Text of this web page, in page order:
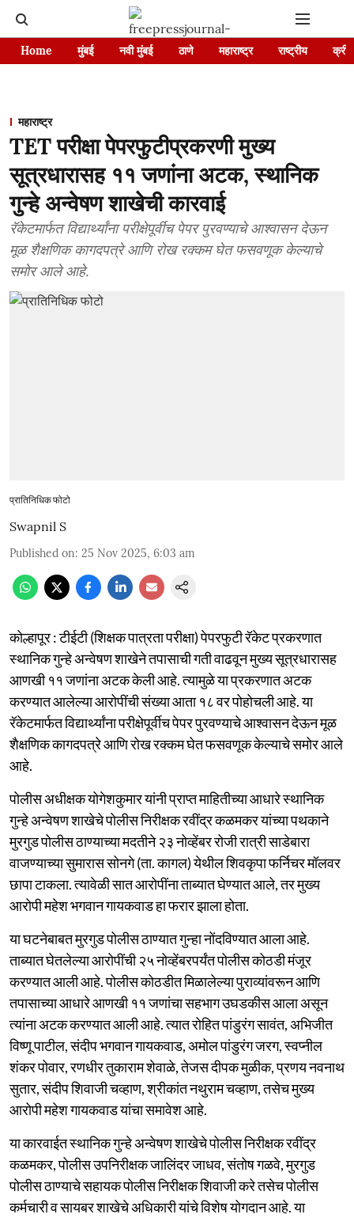
Home मुंबई नवी मुंबई ठाणे महाराष्ट्र राष्ट्रीय
महाराष्ट्र
TET परीक्षा पेपरफुटीप्रकरणी मुख्य
सूत्रधारासह ११ जणांना अटक, स्थानिक
गुन्हे अन्वेषण शाखेची कारवाई
रॅकेटमार्फत विद्यार्थ्यांना परीक्षेपूर्वीच पेपर पुरवण्याचे आश्वासन देऊन
मूळ शैक्षणिक कागदपत्रे आणि रोख रक्कम घेत फसवणूक केल्याचे
समोर आले आहे.
प्रातिनिधिक फोटो
Swapnil S
Published on: 25 Nov 2025, 6:03 am
कोल्हापूर : टीईटी (शिक्षक पात्रता परीक्षा) पेपरफुटी रॅकेट प्रकरणात
स्थानिक गुन्हे अन्वेषण शाखेने तपासाची गती वाढवून मुख्य सूत्रधारासह
आणखी ११ जणांना अटक केली आहे. त्यामुळे या प्रकरणात अटक
करण्यात आलेल्या आरोपींची संख्या आता १८ वर पोहोचली आहे. या
रॅकेटमार्फत विद्यार्थ्यांना परीक्षेपूर्वीच पेपर पुरवण्याचे आश्वासन देऊन मूळ
शैक्षणिक कागदपत्रे आणि रोख रक्कम घेत फसवणूक केल्याचे समोर आले
आहे.
पोलीस अधीक्षक योगेशकुमार यांनी प्राप्त माहितीच्या आधारे स्थानिक
गुन्हे अन्वेषण शाखेचे पोलीस निरीक्षक रवींद्र कळमकर यांच्या पथकाने
मुरगुड पोलीस ठाण्याच्या मदतीने २३ नोव्हेंबर रोजी रात्री साडेबारा
वाजण्याच्या सुमारास सोनगे (ता. कागल) येथील शिवकृपा फर्निचर मॉलवर
छापा टाकला. त्यावेळी सात आरोपींना ताब्यात घेण्यात आले, तर मुख्य
आरोपी महेश भगवान गायकवाड हा फरार झाला होता.
या घटनेबाबत मुरगुड पोलीस ठाण्यात गुन्हा नोंदविण्यात आला आहे.
ताब्यात घेतलेल्या आरोपींची २५ नोव्हेंबरपर्यंत पोलीस कोठडी मंजूर
करण्यात आली आहे. पोलीस कोठडीत मिळालेल्या पुराव्यांवरून आणि
तपासाच्या आधारे आणखी ११ जणांचा सहभाग उघडकीस आला असून
त्यांना अटक करण्यात आली आहे. त्यात रोहित पांडुरंग सावंत, अभिजीत
विष्णू पाटील, संदीप भगवान गायकवाड, अमोल पांडुरंग जरग, स्वप्नील
शंकर पोवार, रणधीर तुकाराम शेवाळे, तेजस दीपक मुळीक, प्रणय नवनाथ
सुतार, संदीप शिवाजी चव्हाण, श्रीकांत नथुराम चव्हाण, तसेच मुख्य
आरोपी महेश गायकवाड यांचा समावेश आहे.
या कारवाईत स्थानिक गुन्हे अन्वेषण शाखेचे पोलीस निरीक्षक रवींद्र
कळमकर, पोलीस उपनिरीक्षक जालिंदर जाधव, संतोष गळवे, मुरगुड
पोलीस ठाण्याचे सहायक पोलीस निरीक्षक शिवाजी करे तसेच पोलीस
कर्मचारी व सायबर शाखेचे अधिकारी यांचे विशेष योगदान आहे. या